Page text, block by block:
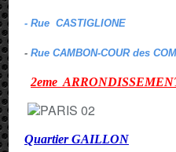
- Rue CASTIGLIONE
- Rue CAMBON-COUR des
2eme
Quartier GAILLON